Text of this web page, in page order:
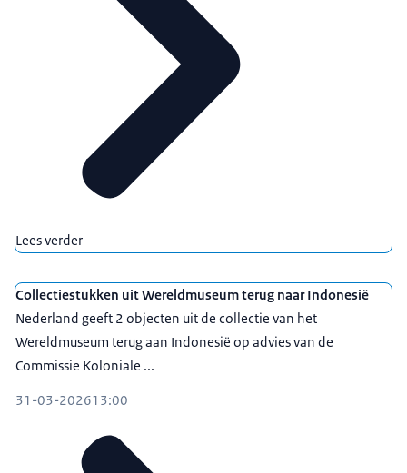
Lees verder
Collectiestukken uit Wereldmuseum terug naar Indonesië
Nederland geeft 2 objecten uit de collectie van het
Wereldmuseum terug aan Indonesië op advies van de
Commissie Koloniale ...
31-03-202613:00